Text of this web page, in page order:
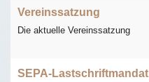
Vereinssatzung
Die aktuelle Vereinssatzung
SEPA-Lastschriftmandat